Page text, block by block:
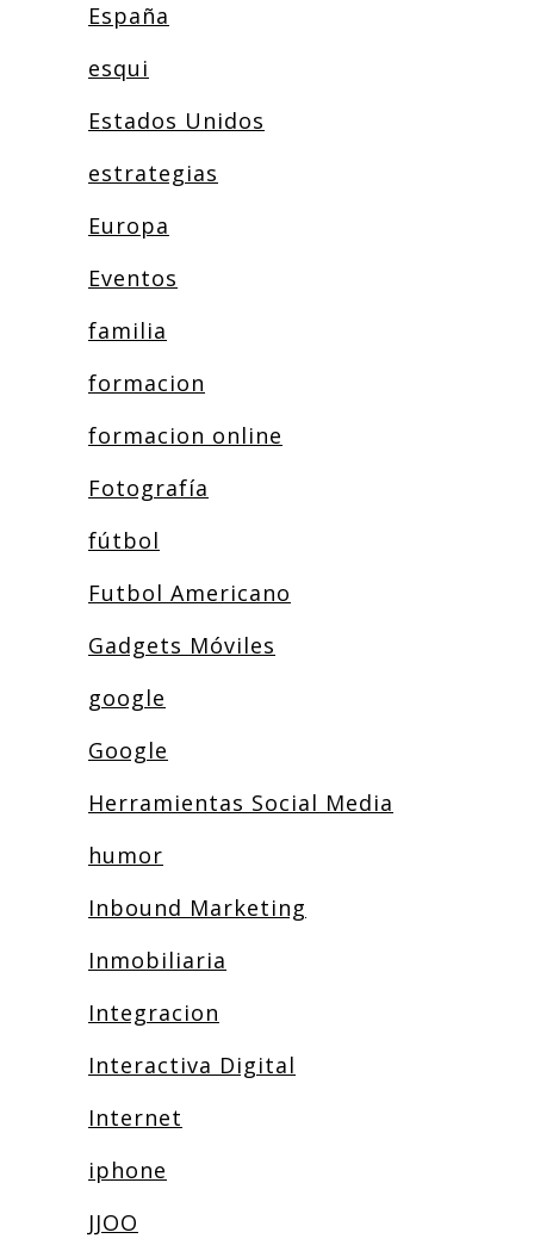
España
esqui
Estados Unidos
estrategias
Europa
Eventos
familia
formacion
formacion online
Fotografía
fútbol
Futbol Americano
Gadgets Móviles
google
Google
Herramientas Social Media
humor
Inbound Marketing
Inmobiliaria
Integracion
Interactiva Digital
Internet
iphone
JJOO